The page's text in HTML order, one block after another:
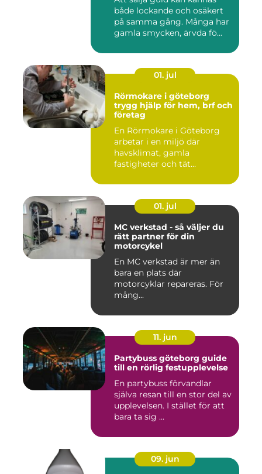
både lockande och osäkert
på samma gång. Många har
gamla smycken, ärvda fö...
01. jul
Rörmokare i göteborg
trygg hjälp för hem, brf och
företag
En Rörmokare i Göteborg
arbetar i en miljö där
havsklimat, gamla
fastigheter och tät
01. jul
MC verkstad - så väljer du
rätt partner för din
motorcykel
En MC verkstad är mer än
bara en plats där
motorcyklar repareras. För
mång...
11. jun
Partybuss göteborg guide
till en rörlig festupplevelse
En partybuss förvandlar
själva resan till en stor del av
upplevelsen. I stället för att
bara ta sig ...
09. jun